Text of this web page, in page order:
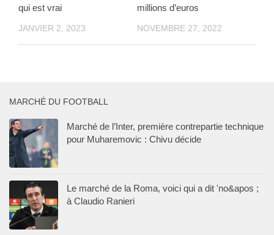
qui est vrai
JANVIER 2, 2023
millions d’euros
NOVEMBRE 27, 2022
MARCHÉ DU FOOTBALL
Marché de l’Inter, première contrepartie technique
pour Muharemovic : Chivu décide
Le marché de la Roma, voici qui a dit 'no&apos ;
à Claudio Ranieri